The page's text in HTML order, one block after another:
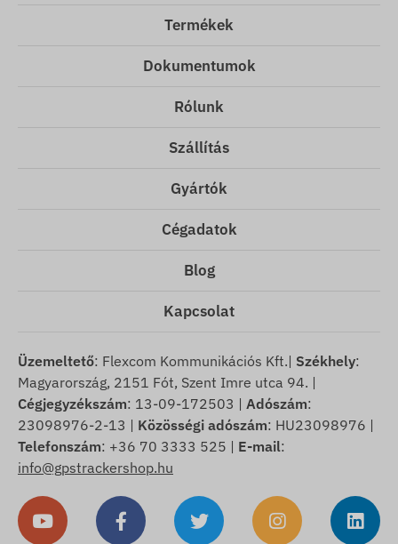
Termékek
Dokumentumok
Rólunk
Szállítás
Gyártók
Cégadatok
Blog
Kapcsolat
Üzemeltető: Flexcom Kommunikációs Kft.| Székhely:
Magyarország, 2151 Fót, Szent Imre utca 94. |
Cégjegyzékszám: 13-09-172503 | Adószám:
23098976-2-13 | Közösségi adószám: HU23098976 |
Telefonszám: +36 70 3333 525 | E-mail:
info@gpstrackershop.hu